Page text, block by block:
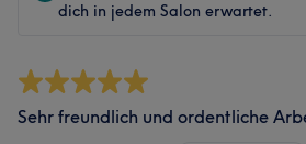
dich in jedem Salon erwartet.
Sehr freundlich und ordentliche